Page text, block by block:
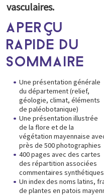
Newsletter
Espace presse
PARTICIPEZ
vasculaires.
APERÇU
RAPIDE DU
SOMMAIRE
Une présentation générale
du département (relief,
géologie, climat, éléments
de paléobotanique)
Une présentation illustrée
de la flore et de la
végétation mayennaise
près de 500 photographies
400 pages avec des cartes
des répartition associées
commentaires synthétiques
Un index des noms latins,
de plantes en patois